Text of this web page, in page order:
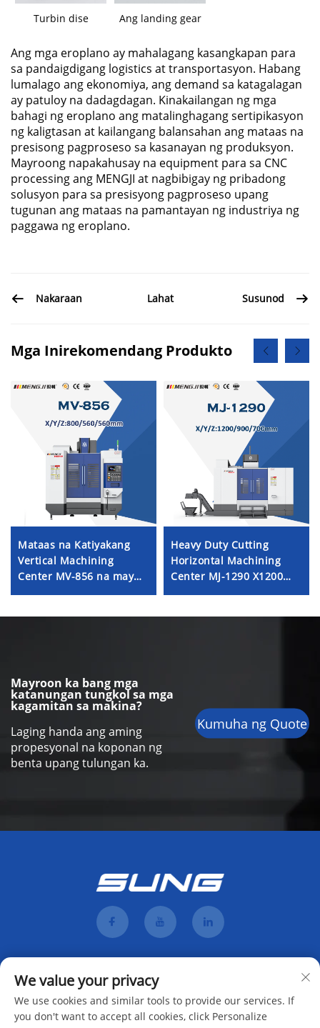
Turbin dise Ang landing gear
Ang mga eroplano ay mahalagang kasangkapan para
sa pandaigdigang logistics at transportasyon. Habang
lumalago ang ekonomiya, ang demand sa katagalagan
ay patuloy na dadagdagan. Kinakailangan ng mga
bahagi ng eroplano ang matalinghagang sertipikasyon
ng kaligtasan at kailangang balansahan ang mataas na
presisong pagproseso sa kasanayan ng produksyon.
Mayroong napakahusay na equipment para sa CNC
processing ang MENGJI at nagbibigay ng pribadong
solusyon para sa presisyong pagproseso upang
tugunan ang mataas na pamantayan ng industriya ng
paggawa ng eroplano.
Nakaraan Lahat Susunod
Mga Inirekomendang Produkto
Mataas na Katiyakang
Vertical Machining
Center MV-856 na may
Linear Rails,
Heavy Duty Cutting
Horizontal Machining
Center MJ-1290 X1200
Y900 Z700 BT-50 CNC
Mayroon ka bang mga
katanungan tungkol sa mga
kagamitan sa makina?
Laging handa ang aming
propesyonal na koponan ng
benta upang tulungan ka.
Kumuha ng Quote
We value your privacy
We use cookies and similar tools to provide our services. If
you don't want to accept all cookies, click Personalize